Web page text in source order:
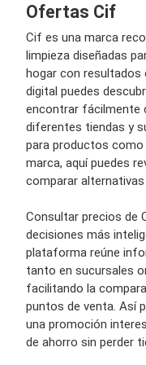
Ofertas Cif
Cif es una marca
limpieza diseñadas
hogar con resultados
digital puedes
encontrar fácilmente
diferentes tiendas y
para productos como
marca, aquí puedes
comparar
Consultar precios de
decisiones más
plataforma reúne
tanto en sucursales
facilitando la
puntos de venta. Así
una promoción
de ahorro sin perder